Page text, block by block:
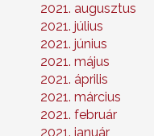
2021. augusztus
2021. július
2021. június
2021. május
2021. április
2021. március
2021. február
2021. január